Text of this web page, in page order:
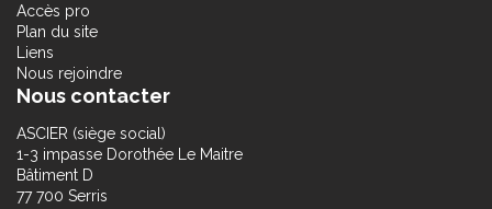
Accès pro
Plan du site
Liens
Nous rejoindre
Nous contacter
ASCIER (siège social)
1-3 impasse Dorothée Le Maitre
Bâtiment D
77 700 Serris